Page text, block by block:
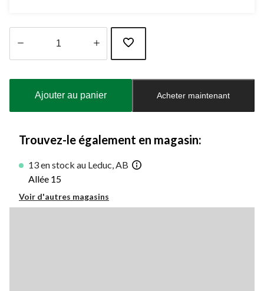
à
Ajouter au panier Acheter maintenant
Trouvez-le également en magasin:
13 en stock au Leduc, AB
Allée 15
Voir d'autres magasins